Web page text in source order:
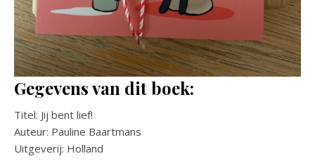
Gegevens van dit boek:
Titel: Jij bent lief!
Auteur: Pauline Baartmans
Uitgeverij: Holland